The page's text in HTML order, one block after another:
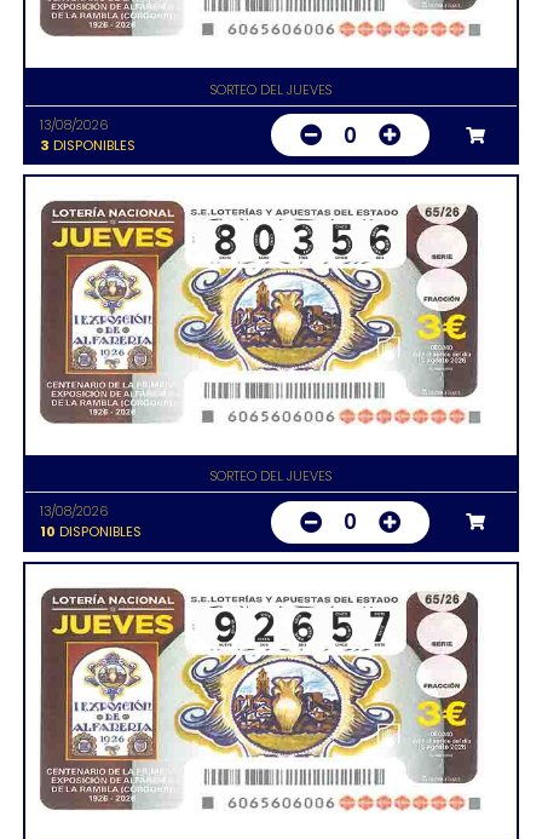
SORTEO DEL JUEVES
13/08/2026
3 DISPONIBLES 0
SORTEO DEL JUEVES
13/08/2026
10 DISPONIBLES 0